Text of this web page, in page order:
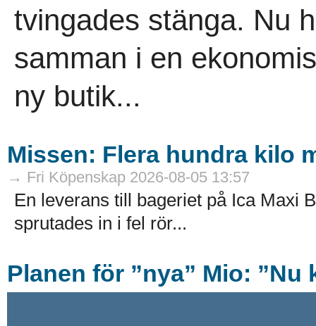
tvingades stänga. Nu
samman i en
ny butik...
Missen: Flera hundra kilo
→ Fri Köpenskap 2026-08-05 13:57
En leverans till bageriet på Ica Maxi
sprutades in i fel rör...
Planen för ”nya” Mio: